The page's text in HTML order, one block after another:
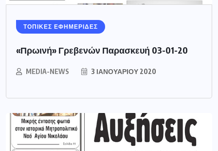
ΤΟΠΙΚΕΣ ΕΦΗΜΕΡΙΔΕΣ
«Πρωινή» Γρεβενών Παρασκευή 03-01-20
MEDIA-NEWS 3 ΙΑΝΟΥΑΡΊΟΥ 2020